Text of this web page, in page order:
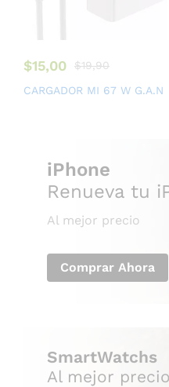
$15,00 $19,90
CARGADOR MI 67 W G.A.N
iPhone
Renueva tu
Al mejor precio
Comprar Ahora
SmartWatchs
Al mejor precio